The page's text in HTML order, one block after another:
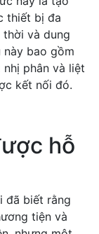
thiết bị đa
và dung
bao gồm
phân và liệt
kết nối đó.
hỗ
đã biết rằng
tiện và